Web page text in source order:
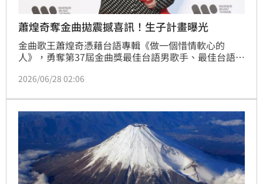
蕭煌奇奪金曲拋震撼喜訊！生子計畫曝光
金曲歌王蕭煌奇憑藉台語專輯《做一個惜情軟心的
人》，勇奪第37屆金曲獎最佳台語男歌手、最佳台語專
錄。出席慶功宴時，他不僅分享得獎心情，更首度透露
「要看老婆有沒有同意。」
2026/06/28 02:06